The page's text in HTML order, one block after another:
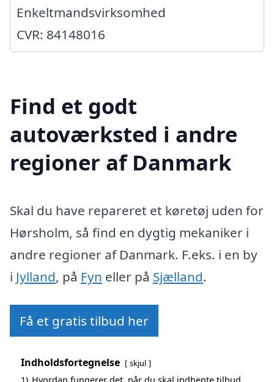
Enkeltmandsvirksomhed
CVR: 84148016
Find et godt
autoværksted i andre
regioner af Danmark
Skal du have repareret et køretøj uden for
Hørsholm, så find en dygtig mekaniker i
andre regioner af Danmark. F.eks. i en by
i Jylland, på Fyn eller på Sjælland.
Få et gratis tilbud her
Indholdsfortegnelse skjul